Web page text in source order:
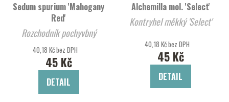
Sedum spurium 'Mahogany
Red'
Rozchodník pochyvbný
'Mahogany Red'
40,18 Kč bez DPH
45 Kč
DETAIL
Alchemilla mol. 'Select'
Kontryhel měkký 'Select'
40,18 Kč bez DPH
45 Kč
DETAIL